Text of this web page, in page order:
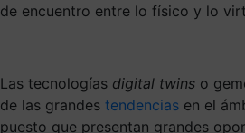
de encuentro entre lo físico y lo
Las tecnologías digital twins o
de las grandes tendencias en el
puesto que presentan grandes